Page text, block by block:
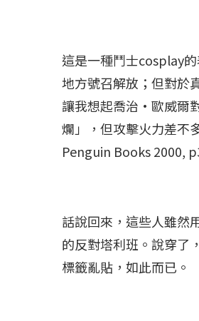
這是一種鬥士cosplay
地方號召解放；但對於
讓我想起喬治•歐威爾
爛」，但攻擊火力差不
Penguin Books 2000,
話說回來，這些人雖然
的反對塔利班。說穿了
標籤亂貼，如此而已。